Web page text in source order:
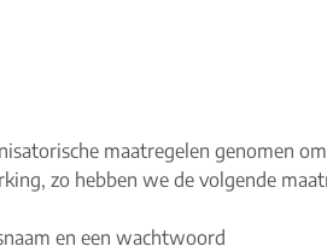
maatregelen genomen
zo hebben we de volgende
en een wachtwoord